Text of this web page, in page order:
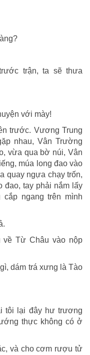
trận, ta sẽ thưa
với mày!
trước. Vương Trung
nhau, Vân Trường
vừa qua bờ núi, Vân
múa long đao vào
quay ngựa chạy trốn,
đao, tay phải nắm lấy
ngang trên mình
về Từ Châu vào nộp
dám trá xưng là Tào
tôi lại đây hư trương
thực không có ở
và cho cơm rượu tử